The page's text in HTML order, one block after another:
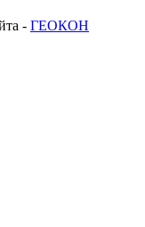
- ГЕОКОН